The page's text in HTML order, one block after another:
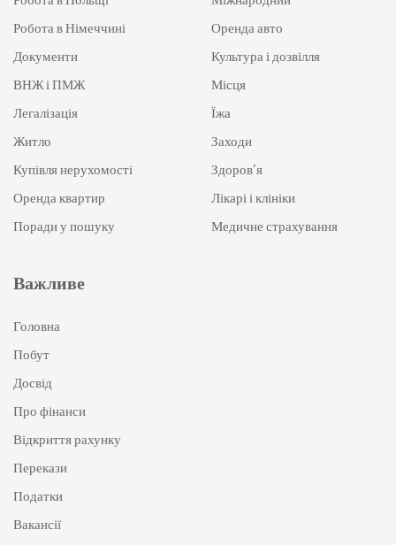
Робота в Німеччині
Документи
ВНЖ і ПМЖ
Легалізація
Житло
Купівля нерухомості
Оренда квартир
Поради у пошуку
Оренда авто
Культура і дозвілля
Місця
Їжа
Заходи
Здоров’я
Лікарі і клініки
Медичне страхування
Важливе
Головна
Побут
Досвід
Про фінанси
Відкриття рахунку
Перекази
Податки
Вакансії